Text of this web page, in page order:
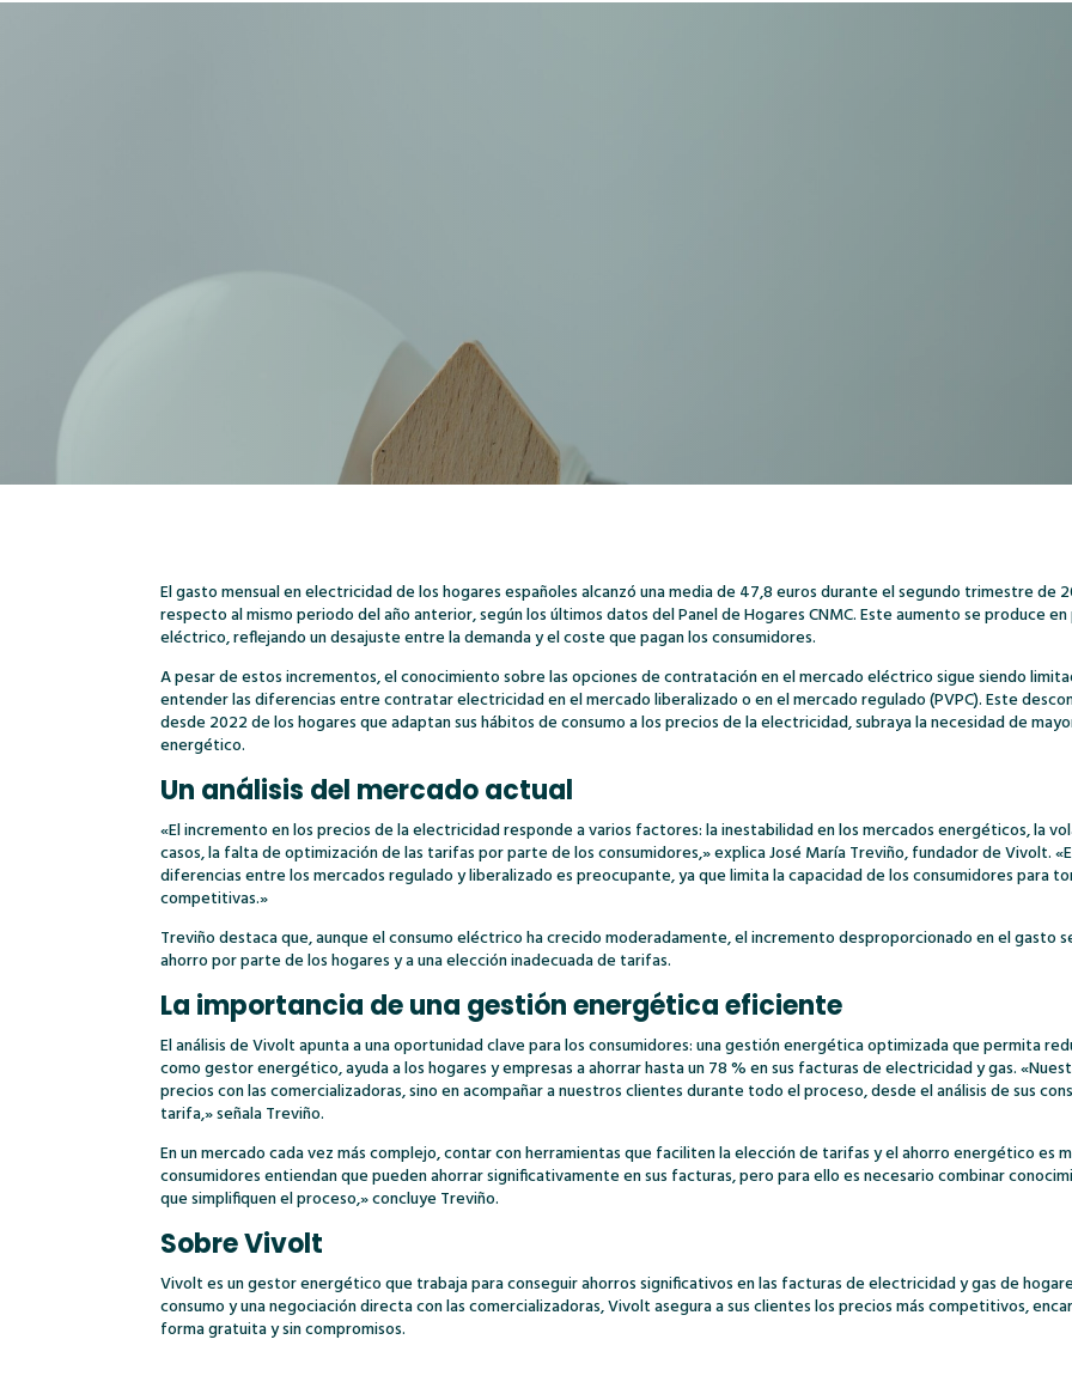
El gasto mensual en electricidad de los hogares españoles alcanzó una media de 47,8 euros durante el segundo trimestre de
respecto al mismo periodo del año anterior, según los últimos datos del Panel de Hogares CNMC. Este aumento se produce
eléctrico, reflejando un desajuste entre la demanda y el coste que pagan los consumidores.
A pesar de estos incrementos, el conocimiento sobre las opciones de contratación en el mercado eléctrico sigue siendo
entender las diferencias entre contratar electricidad en el mercado liberalizado o en el mercado regulado (PVPC). Este
desde 2022 de los hogares que adaptan sus hábitos de consumo a los precios de la electricidad, subraya la necesidad de
energético.
Un análisis del mercado actual
«El incremento en los precios de la electricidad responde a varios factores: la inestabilidad en los mercados energéticos, la
casos, la falta de optimización de las tarifas por parte de los consumidores,» explica José María Treviño, fundador de Vivolt.
diferencias entre los mercados regulado y liberalizado es preocupante, ya que limita la capacidad de los consumidores para
competitivas.»
Treviño destaca que, aunque el consumo eléctrico ha crecido moderadamente, el incremento desproporcionado en el
ahorro por parte de los hogares y a una elección inadecuada de tarifas.
La importancia de una gestión energética eficiente
El análisis de Vivolt apunta a una oportunidad clave para los consumidores: una gestión energética optimizada que permita
como gestor energético, ayuda a los hogares y empresas a ahorrar hasta un 78 % en sus facturas de electricidad y gas.
precios con las comercializadoras, sino en acompañar a nuestros clientes durante todo el proceso, desde el análisis de sus
tarifa,» señala Treviño.
En un mercado cada vez más complejo, contar con herramientas que faciliten la elección de tarifas y el ahorro energético es
consumidores entiendan que pueden ahorrar significativamente en sus facturas, pero para ello es necesario combinar
que simplifiquen el proceso,» concluye Treviño.
Sobre Vivolt
Vivolt es un gestor energético que trabaja para conseguir ahorros significativos en las facturas de electricidad y gas de
consumo y una negociación directa con las comercializadoras, Vivolt asegura a sus clientes los precios más competitivos,
forma gratuita y sin compromisos.